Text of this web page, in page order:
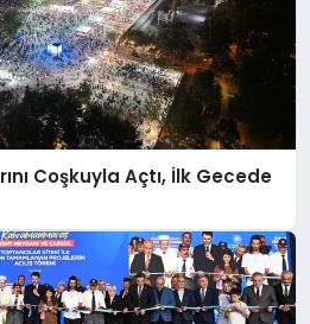
Coşkuyla Açtı, İlk Gecede